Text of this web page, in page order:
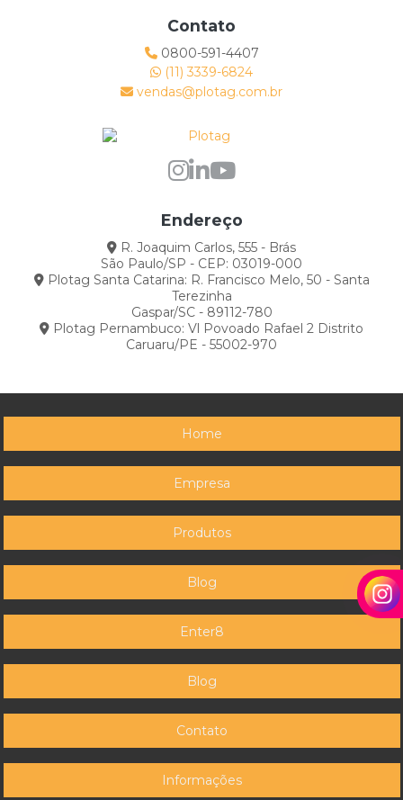
Contato
0800-591-4407
(11) 3339-6824
vendas@plotag.com.br
Endereço
R. Joaquim Carlos, 555 - Brás
São Paulo/SP - CEP: 03019-000
Plotag Santa Catarina: R. Francisco Melo, 50 - Santa
Terezinha
Gaspar/SC - 89112-780
Plotag Pernambuco: Vl Povoado Rafael 2 Distrito
Caruaru/PE - 55002-970
Home
Empresa
Produtos
Blog
Enter8
Blog
Contato
Informações